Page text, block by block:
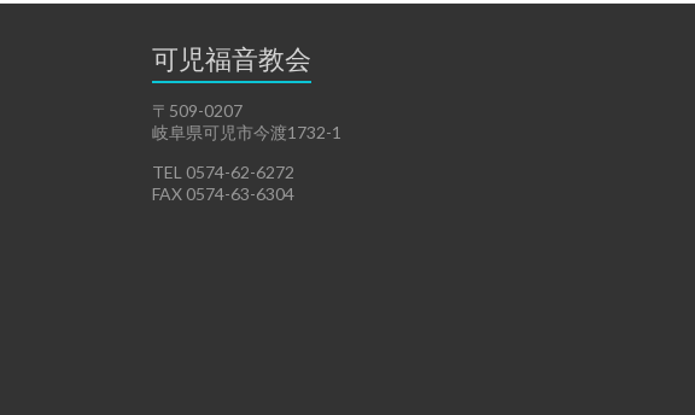
可児福音教会
〒509-0207
岐阜県可児市今渡1732-1
TEL 0574-62-6272
FAX 0574-63-6304